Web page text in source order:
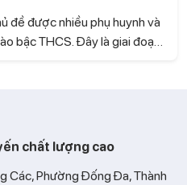
đề được nhiều phụ huynh và
bậc THCS. Đây là giai đoạn
học hiệu quả giúp con
hơn.
chất lượng cao
Các, Phường Đống Đa, Thành